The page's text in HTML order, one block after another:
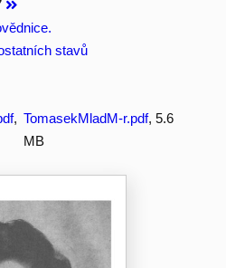
stavů
, TomasekMladM-r.pdf, 5.6
MB